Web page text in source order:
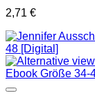
2,71 €